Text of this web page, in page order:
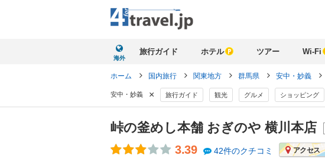
海外
旅行ガイド ホテル ツアー Wi-Fi
ホーム 国内旅行 関東地方 群馬県 安中・妙義
安中・妙義 × 旅行ガイド 観光 グルメ ショッピング
峠の釜めし本舗 おぎのや 横川本店
3.39 42件のクチコミ アクセス